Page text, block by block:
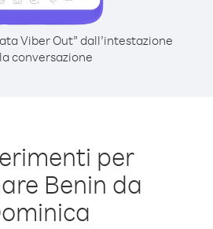
Viber Out” dall’intestazione
conversazione
per
Benin da